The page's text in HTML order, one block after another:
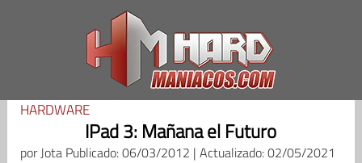
HARDWARE
IPad 3: Mañana el Futuro
por Jota Publicado: 06/03/2012 | Actualizado: 02/05/2021